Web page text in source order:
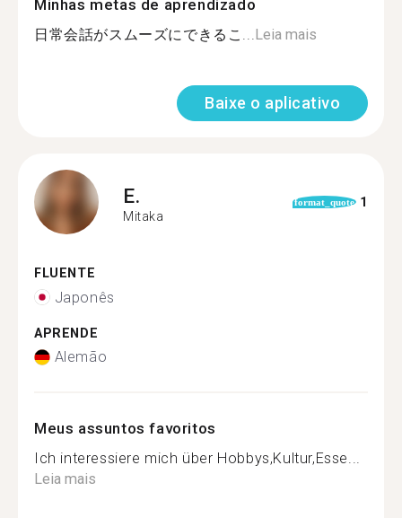
Minhas metas de aprendizado
日常会話がスムーズにできるこ...Leia mais
Baixe o aplicativo
E.
Mitaka
format_quote 1
FLUENTE
Japonês
APRENDE
Alemão
Meus assuntos favoritos
Ich interessiere mich über Hobbys,Kultur,Esse...
Leia mais